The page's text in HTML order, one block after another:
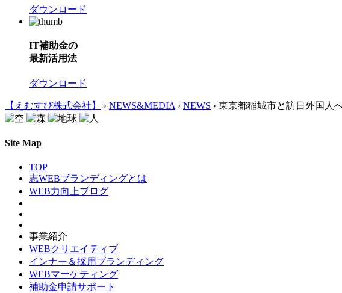
ダウンロード
IT補助金の
最新活用法
ダウンロード
【えむすび株式会社】 › NEWS&MEDIA › NEWS › 東京都稲城市と訪日外国人
Site Map
TOP
志WEBブランディングとは
WEB力向上ブログ
事業紹介
WEBクリエイティブ
インナー＆採用ブランディング
WEBマーケティング
補助金申請サポート